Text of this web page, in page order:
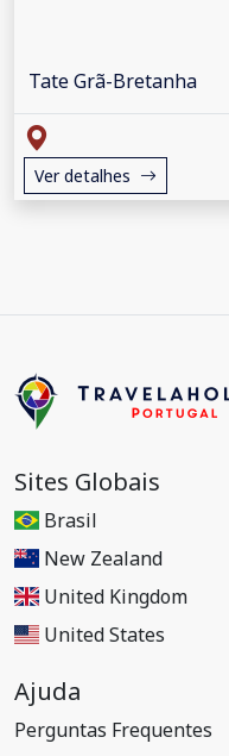
Tate Grã-Bretanha
Ver detalhes
Sites Globais
Brasil
New Zealand
United Kingdom
United States
Ajuda
Perguntas Frequentes